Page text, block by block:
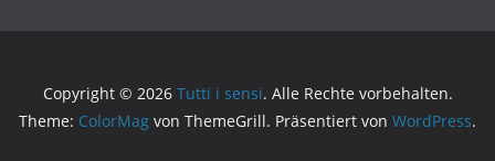
Copyright © 2026 Tutti i sensi. Alle Rechte vorbehalten.
Theme: ColorMag von ThemeGrill. Präsentiert von WordPress.